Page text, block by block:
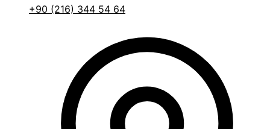
+90 (216) 344 54 64